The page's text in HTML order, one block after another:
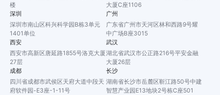
楼
大厦C座1106
深圳
深圳市南山区科兴科学园B栋3单元
1401单位
广州
广东省广州市天河区林和西路9号耀
中广场B座3015
西安
西安市高新区唐延路1855号洛克大厦
27层
武汉
湖北省武汉市公正路216号平安金融
大厦26层
成都
四川省成都市武侯区天府大道中段天
府软件园-E3座-1-11号
长沙
湖南省长沙市岳麓区靳江路50号中建
智慧产业园E13地块2号栋C座501